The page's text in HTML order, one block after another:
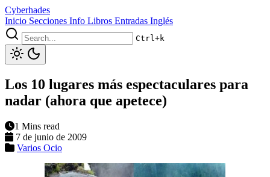
Cyberhades
Inicio Secciones Info Libros Entradas Inglés
Ctrl+k
Los 10 lugares más espectaculares para
nadar (ahora que apetece)
1 Mins read
7 de junio de 2009
Varios Ocio